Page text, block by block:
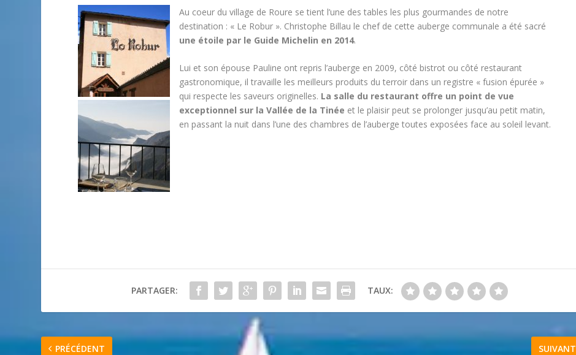
Au coeur du village de Roure se tient l’une des tables les plus gourmandes de notre
destination : « Le Robur ». Christophe Billau le chef de cette auberge communale a été sacré
une étoile par le Guide Michelin en 2014.
Lui et son épouse Pauline ont repris l’auberge en 2009, côté bistrot ou côté restaurant
gastronomique, il travaille les meilleurs produits du terroir dans un registre « fusion épurée »
qui respecte les saveurs originelles. La salle du restaurant offre un point de vue
exceptionnel sur la Vallée de la Tinée et le plaisir peut se prolonger jusqu’au petit matin,
en passant la nuit dans l’une des chambres de l’auberge toutes exposées face au soleil levant.
PARTAGER: TAUX:
PRÉCÉDENT SUIVANT